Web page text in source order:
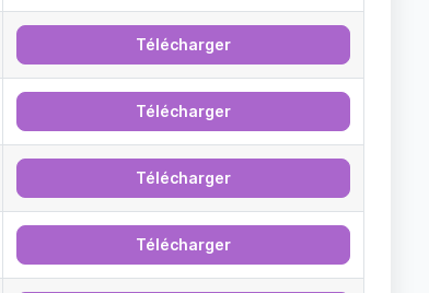
Télécharger
Télécharger
Télécharger
Télécharger